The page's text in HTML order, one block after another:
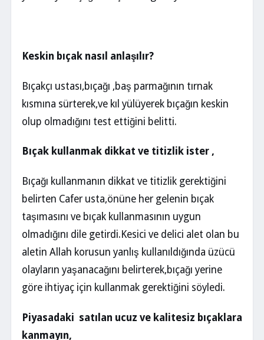
Keskin bıçak nasıl anlaşılır?
Bıçakçı ustası,bıçağı ,baş parmağının tırnak
kısmına sürterek,ve kıl yülüyerek bıçağın keskin
olup olmadığını test ettiğini belitti.
Bıçak kullanmak dikkat ve titizlik ister ,
Bıçağı kullanmanın dikkat ve titizlik gerektiğini
belirten Cafer usta,önüne her gelenin bıçak
taşımasını ve bıçak kullanmasının uygun
olmadığını dile getirdi.Kesici ve delici alet olan bu
aletin Allah korusun yanlış kullanıldığında üzücü
olayların yaşanacağını belirterek,bıçağı yerine
göre ihtiyaç için kullanmak gerektiğini söyledi.
Piyasadaki satılan ucuz ve kalitesiz bıçaklara
kanmayın,